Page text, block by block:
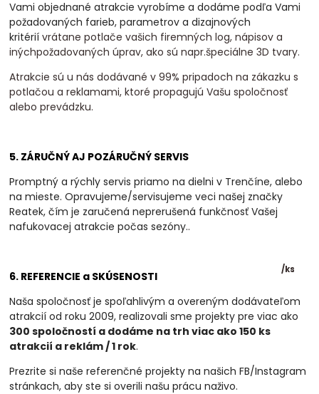
/ks
Vami objednané atrakcie vyrobíme a dodáme podľa Vami
požadovaných farieb, parametrov a dizajnových
kritérií vrátane potlače vašich firemných log, nápisov a
inýchpožadovaných úprav, ako sú napr.špeciálne 3D tvary.
Atrakcie sú u nás dodávané v 99% pripadoch na zákazku s
potlačou a reklamami, ktoré propagujú Vašu spoločnosť
alebo prevádzku.
5. ZÁRUČNÝ AJ POZÁRUČNÝ SERVIS
Promptný a rýchly servis priamo na dielni v Trenčíne, alebo
na mieste. Opravujeme/servisujeme veci našej značky
Reatek, čím je zaručená neprerušená funkčnosť Vašej
nafukovacej atrakcie počas sezóny..
6. REFERENCIE a SKÚSENOSTI
Naša spoločnosť je spoľahlivým a overeným dodávateľom
atrakcií od roku 2009, realizovalisme projekty pre viac ako
300 spoločností a dodáme na trh viac ako 150 ks
atrakcií a reklám / 1 rok.
Prezrite si naše referenčné projekty na našich FB/Instagram
stránkach, aby ste si overili našu prácu naživo.